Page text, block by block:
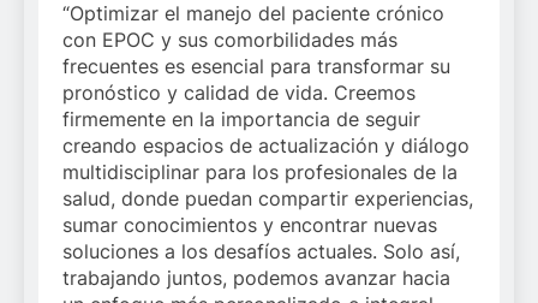
“Optimizar el manejo del paciente crónico
con EPOC y sus comorbilidades más
frecuentes es esencial para transformar su
pronóstico y calidad de vida. Creemos
firmemente en la importancia de seguir
creando espacios de actualización y diálogo
multidisciplinar para los profesionales de la
salud, donde puedan compartir experiencias,
sumar conocimientos y encontrar nuevas
soluciones a los desafíos actuales. Solo así,
trabajando juntos, podemos avanzar hacia